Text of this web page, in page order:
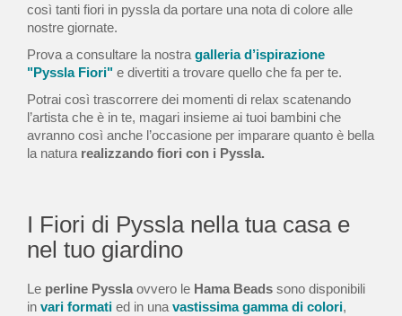
così tanti fiori in pyssla da portare una nota di colore alle
nostre giornate.
Prova a consultare la nostra galleria d’ispirazione
"Pyssla Fiori" e divertiti a trovare quello che fa per te.
Potrai così trascorrere dei momenti di relax scatenando
l’artista che è in te, magari insieme ai tuoi bambini che
avranno così anche l’occasione per imparare quanto è bella
la natura realizzando fiori con i Pyssla.
I Fiori di Pyssla nella tua casa e
nel tuo giardino
Le perline Pyssla ovvero le Hama Beads sono disponibili
in vari formati ed in una vastissima gamma di colori,